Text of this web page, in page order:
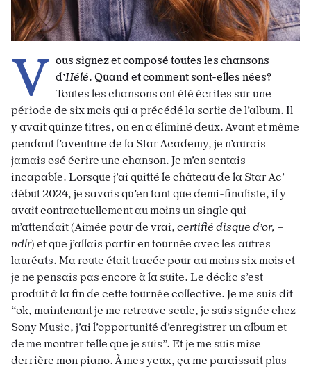
V ous signez et composé toutes les chansons
d’Hélé. Quand et comment sont-elles nées?
Toutes les chansons ont été écrites sur une
période de six mois qui a précédé la sortie de l’album. Il
y avait quinze titres, on en a éliminé deux. Avant et même
pendant l’aventure de la Star Academy, je n’aurais
jamais osé écrire une chanson. Je m’en sentais
incapable. Lorsque j’ai quitté le château de la Star Ac’
début 2024, je savais qu’en tant que demi-finaliste, il y
avait contractuellement au moins un single qui
m’attendait (Aimée pour de vrai, certifié disque d’or, –
ndlr) et que j’allais partir en tournée avec les autres
lauréats. Ma route était tracée pour au moins six mois et
je ne pensais pas encore à la suite. Le déclic s’est
produit à la fin de cette tournée collective. Je me suis dit
“ok, maintenant je me retrouve seule, je suis signée chez
Sony Music, j’ai l’opportunité d’enregistrer un album et
de me montrer telle que je suis”. Et je me suis mise
derrière mon piano. À mes yeux, ça me paraissait plus